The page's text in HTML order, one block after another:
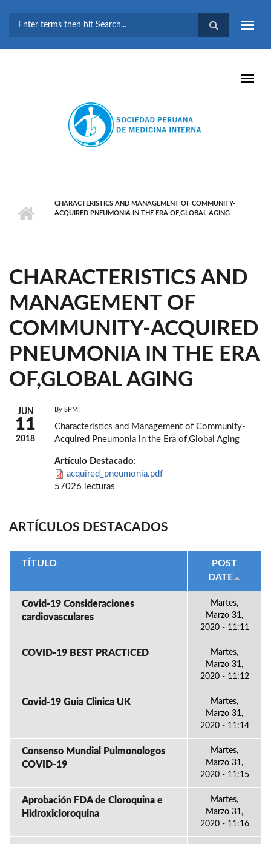
BÚSQUEDA
CHARACTERISTICS AND MANAGEMENT OF COMMUNITY-
ACQUIRED PNEUMONIA IN THE ERA OF,GLOBAL AGING
CHARACTERISTICS AND
MANAGEMENT OF
COMMUNITY-ACQUIRED
PNEUMONIA IN THE ERA
OF,GLOBAL AGING
JUN
11
2018
By SPMI
Characteristics and Management of Community-
Acquired Pneumonia in the Era of,Global Aging
Artículo Destacado:
acquired_pneumonia.pdf
57026 lecturas
ARTÍCULOS DESTACADOS
TÍTULO
POST
DATE
Covid-19 Consideraciones
cardiovasculares
Martes,
Marzo 31,
2020 - 11:11
COVID-19 BEST PRACTICED
Martes,
Marzo 31,
2020 - 11:12
Covid-19 Guia Clinica UK
Martes,
Marzo 31,
2020 - 11:14
Consenso Mundial Pulmonologos
COVID-19
Martes,
Marzo 31,
2020 - 11:15
Aprobación FDA de Cloroquina e
Hidroxicloroquina
Martes,
Marzo 31,
2020 - 11:16